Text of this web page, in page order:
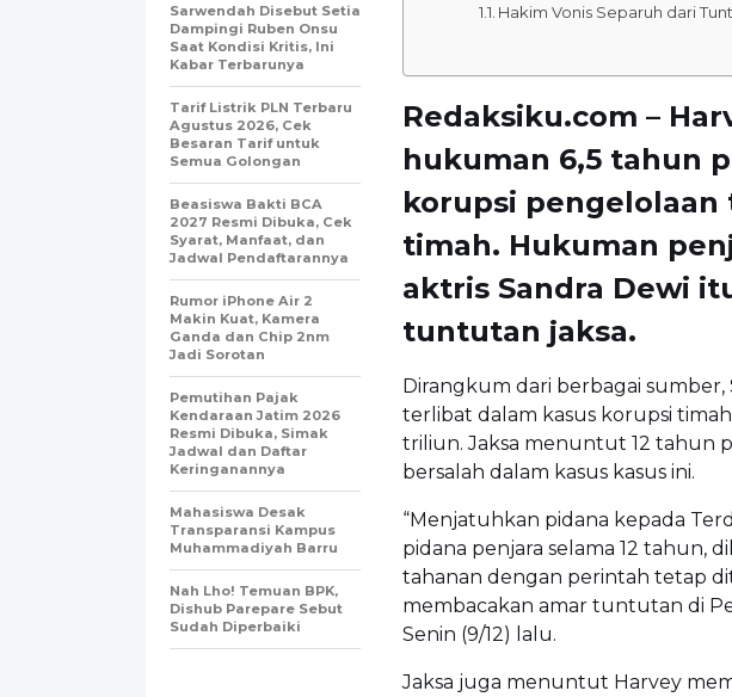
Hakim Vonis Separuh dari
Redaksiku.com –
hukuman 6,5 tahun
korupsi
timah. Hukuman
aktris Sandra Dewi
tuntutan jaksa.
Dirangkum dari berbagai sumber,
terlibat dalam kasus korupsi
triliun. Jaksa menuntut 12 tahun
bersalah dalam kasus kasus ini.
“Menjatuhkan pidana kepada
pidana penjara selama 12 tahun,
tahanan dengan perintah tetap
membacakan amar tuntutan di
Senin (9/12) lalu.
Jaksa juga menuntut Harvey
Sarwendah Disebut Setia
Dampingi Ruben Onsu
Saat Kondisi Kritis, Ini
Kabar Terbarunya
Tarif Listrik PLN Terbaru
Agustus 2026, Cek
Besaran Tarif untuk
Semua Golongan
Beasiswa Bakti BCA
2027 Resmi Dibuka, Cek
Syarat, Manfaat, dan
Jadwal Pendaftarannya
Rumor iPhone Air 2
Makin Kuat, Kamera
Ganda dan Chip 2nm
Jadi Sorotan
Pemutihan Pajak
Kendaraan Jatim 2026
Resmi Dibuka, Simak
Jadwal dan Daftar
Keringanannya
Mahasiswa Desak
Transparansi Kampus
Muhammadiyah Barru
Nah Lho! Temuan BPK,
Dishub Parepare Sebut
Sudah Diperbaiki